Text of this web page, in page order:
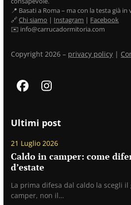
📍 Basati a Roma – ma con la testa già in
🔗Chi siamo | Instagram | Facebook
✉️ info@carrucadormitoria.com
Copyright 2026 – privacy policy |
FacebookInstagram
Ultimi post
21 Luglio 2026
Caldo in camper: come
d’estate
La prima difesa dal caldo la scegli
camper, non il…